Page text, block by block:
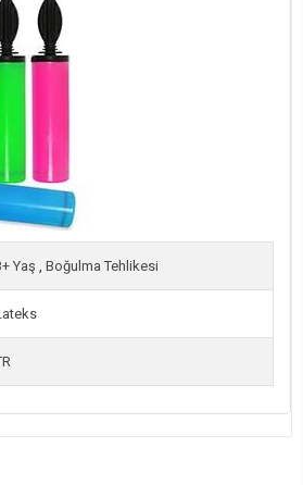
Yaş , Boğulma Tehlikesi